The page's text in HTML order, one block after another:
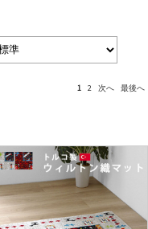
1 2 次へ 最後へ